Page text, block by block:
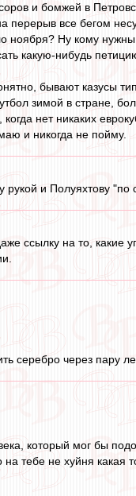
и бомжей в
все бегом
Ну кому нужны
какую-нибудь
бывают казусы
зимой в стране,
нет никаких
и никогда не пойму.
и Полуяхтову "по
ссылку на то, какие
серебро через пару
который мог бы
тебе не хуйня какая